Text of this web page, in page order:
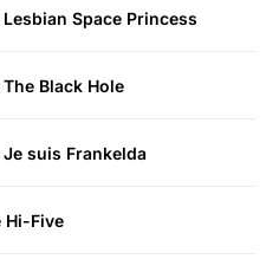
Space Princess
Black Hole
suis Frankelda
Hi-Five